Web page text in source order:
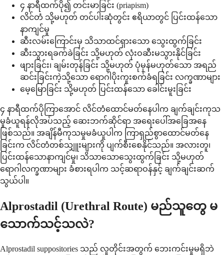
၄ နာရီထက်ပို၍ တင်းမာခြင်း (priapism)
လိင်တံ သို့မဟုတ် တင်ပါးဆုံတွင်း ဧရိယာတွင် ပြင်းထန်သော
နာကျင်မှု
ဆီးလမ်းကြောင်းမှ သိသာထင်ရှားသော သွေးထွက်ခြင်း
ဆီးသွားရခက်ခဲခြင်း သို့မဟုတ် လုံးဝဆီးမသွားနိုင်ခြင်း
ဖျားခြင်း၊ ချမ်းတုန်ခြင်း သို့မဟုတ် ပုံမှန်မဟုတ်သော အရည်
ဆင်းခြင်းကဲ့သို့သော ရောဂါပိုးကူးစက်ခံရခြင်း လက္ခဏာများ
မေ့မြောခြင်း သို့မဟုတ် ပြင်းထန်သော ခေါင်းမူးခြင်း
၄ နာရီထက်ပိုကြာအောင် လိင်တံထောင်မတ်နေပါက ချက်ချင်းကုသ
မှုခံယူရန်လိုအပ်သည့် ဆေးဘက်ဆိုင်ရာ အရေးပေါ်အခြေအနေ
ဖြစ်သည်။ အချိန်မီကုသမှုမခံယူပါက ကြာရှည်စွာထောင်မတ်နေ
ခြင်းက လိင်တံတစ်သျှူးများကို ပျက်စီးစေနိုင်သည်။ အလားတူ၊
ပြင်းထန်သောနာကျင်မှု၊ သိသာသောသွေးထွက်ခြင်း သို့မဟုတ်
ရောဂါလက္ခဏာများ ခံစားရပါက သင့်ဆရာဝန်နှင့် ချက်ချင်းဆက်
သွယ်ပါ။
Alprostadil (Urethral Route) မည်သူတွေ မ
သောက်သင့်သလဲ?
Alprostadil suppositories သည် လူတိုင်းအတွက် ဘေးကင်းမှုမရှိဘဲ